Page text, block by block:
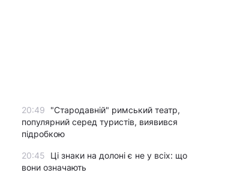
20:49
"Стародавній" римський театр,
популярний серед туристів, виявився
підробкою
20:45
Ці знаки на долоні є не у всіх: що
вони означають